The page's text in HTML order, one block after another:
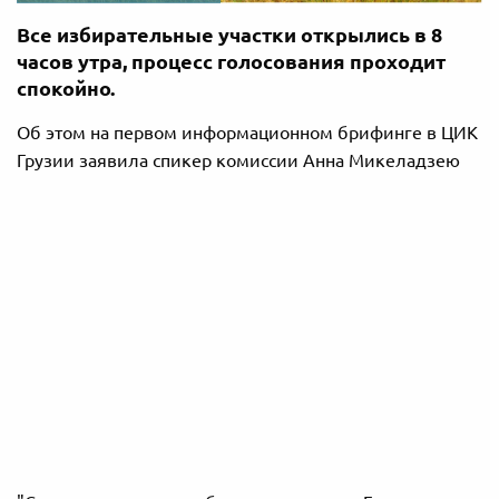
Все избирательные участки открылись в 8
часов утра, процесс голосования проходит
спокойно.
Об этом на первом информационном брифинге в ЦИК
Грузии заявила спикер комиссии Анна Микеладзею